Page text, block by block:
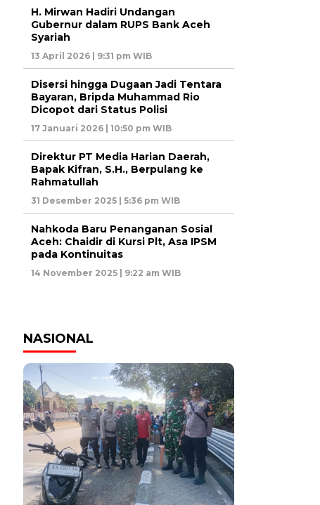
H. Mirwan Hadiri Undangan
Gubernur dalam RUPS Bank Aceh
Syariah
13 April 2026 | 9:31 pm WIB
Disersi hingga Dugaan Jadi Tentara
Bayaran, Bripda Muhammad Rio
Dicopot dari Status Polisi
17 Januari 2026 | 10:50 pm WIB
Direktur PT Media Harian Daerah,
Bapak Kifran, S.H., Berpulang ke
Rahmatullah
31 Desember 2025 | 5:36 pm WIB
Nahkoda Baru Penanganan Sosial
Aceh: Chaidir di Kursi Plt, Asa IPSM
pada Kontinuitas
14 November 2025 | 9:22 am WIB
NASIONAL